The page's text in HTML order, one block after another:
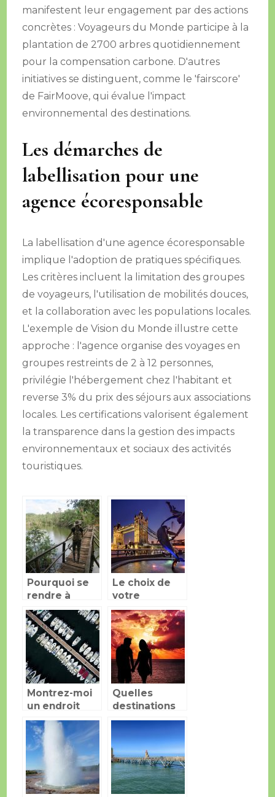
manifestent leur engagement par des actions
concrètes : Voyageurs du Monde participe à la
plantation de 2700 arbres quotidiennement
pour la compensation carbone. D'autres
initiatives se distinguent, comme le 'fairscore'
de FairMoove, qui évalue l'impact
environnemental des destinations.
Les démarches de
labellisation pour une
agence écoresponsable
La labellisation d'une agence écoresponsable
implique l'adoption de pratiques spécifiques.
Les critères incluent la limitation des groupes
de voyageurs, l'utilisation de mobilités douces,
et la collaboration avec les populations locales.
L'exemple de Vision du Monde illustre cette
approche : l'agence organise des voyages en
groupes restreints de 2 à 12 personnes,
privilégie l'hébergement chez l'habitant et
reverse 3% du prix des séjours aux associations
locales. Les certifications valorisent également
la transparence dans la gestion des impacts
environnementaux et sociaux des activités
touristiques.
Pourquoi se
rendre à
Madagascar à
tout prix ?
Le choix de
votre
prochaine
destination se
fera sur
quelle base?
Montrez-moi
un endroit
parfait pour la
famille
Quelles
destinations
pour un
voyage en
amoureux ?